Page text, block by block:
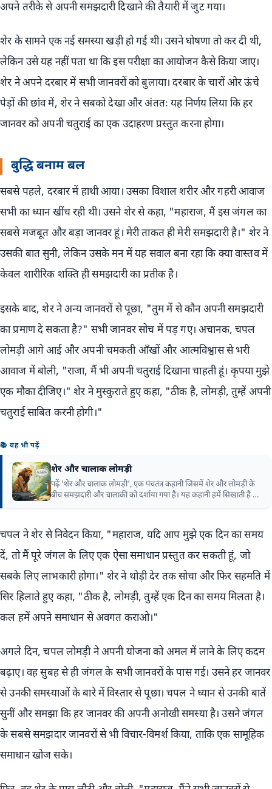
अपने तरीके से अपनी समझदारी दिखाने की तैयारी में जुट गया।
शेर के सामने एक नई समस्या खड़ी हो गई थी। उसने घोषणा तो कर दी थी,
लेकिन उसे यह नहीं पता था कि इस परीक्षा का आयोजन कैसे किया जाए।
शेर ने अपने दरबार में सभी जानवरों को बुलाया। दरबार के चारों ओर ऊंचे
पेड़ों की छांव में, शेर ने सबको देखा और अंततः यह निर्णय लिया कि हर
जानवर को अपनी चतुराई का एक उदाहरण प्रस्तुत करना होगा।
बुद्धि बनाम बल
सबसे पहले, दरबार में हाथी आया। उसका विशाल शरीर और गहरी आवाज
सभी का ध्यान खींच रही थी। उसने शेर से कहा, "महाराज, मैं इस जंगल का
सबसे मजबूत और बड़ा जानवर हूं। मेरी ताकत ही मेरी समझदारी है।" शेर ने
उसकी बात सुनी, लेकिन उसके मन में यह सवाल बना रहा कि क्या वास्तव में
केवल शारीरिक शक्ति ही समझदारी का प्रतीक है।
इसके बाद, शेर ने अन्य जानवरों से पूछा, "तुम में से कौन अपनी समझदारी
का प्रमाण दे सकता है?" सभी जानवर सोच में पड़ गए। अचानक, चपल
लोमड़ी आगे आई और अपनी चमकती आँखों और आत्मविश्वास से भरी
आवाज में बोली, "राजा, मैं भी अपनी चतुराई दिखाना चाहती हूं। कृपया मुझे
एक मौका दीजिए।" शेर ने मुस्कुराते हुए कहा, "ठीक है, लोमड़ी, तुम्हें अपनी
चतुराई साबित करनी होगी।"
📚 यह भी पढ़ें
शेर और चालाक लोमड़ी
पढ़ें 'शेर और चालाक लोमड़ी', एक पंचतंत्र कहानी जिसमें शेर और लोमड़ी के
बीच समझदारी और चालाकी को दर्शाया गया है। यह कहानी हमें सिखाती है कि
चपल ने शेर से निवेदन किया, "महाराज, यदि आप मुझे एक दिन का समय
दें, तो मैं पूरे जंगल के लिए एक ऐसा समाधान प्रस्तुत कर सकती हूं, जो
सबके लिए लाभकारी होगा।" शेर ने थोड़ी देर तक सोचा और फिर सहमति में
सिर हिलाते हुए कहा, "ठीक है, लोमड़ी, तुम्हें एक दिन का समय मिलता है।
कल हमें अपने समाधान से अवगत कराओ।"
अगले दिन, चपल लोमड़ी ने अपनी योजना को अमल में लाने के लिए कदम
बढ़ाए। वह सुबह से ही जंगल के सभी जानवरों के पास गई। उसने हर जानवर
से उनकी समस्याओं के बारे में विस्तार से पूछा। चपल ने ध्यान से उनकी बातें
सुनीं और समझा कि हर जानवर की अपनी अनोखी समस्या है। उसने जंगल
के सबसे समझदार जानवरों से भी विचार-विमर्श किया, ताकि एक सामूहिक
समाधान खोज सके।